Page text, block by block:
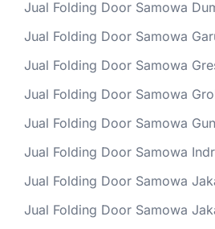
Jual Folding Door Samowa
Jual Folding Door Samowa
Jual Folding Door Samowa
Jual Folding Door Samowa
Jual Folding Door Samowa
Jual Folding Door Samowa
Jual Folding Door Samowa
Jual Folding Door Samowa